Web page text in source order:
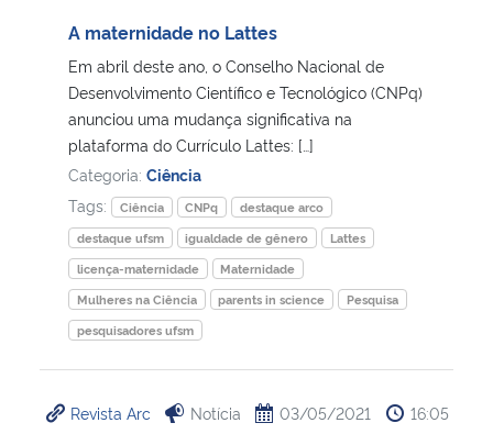
Ministério de Minas e Energia
Ministério do Meio Ambiente
Ministério do Turismo
Ministério do Desenvolvimento Regional
A maternidade no Lattes
Em abril deste ano, o Conselho Nacional de
Desenvolvimento Científico e Tecnológico (CNPq)
anunciou uma mudança significativa na
plataforma do Currículo Lattes: […]
Categoria: Ciência
Tags:
Ciência CNPq
destaque arco
destaque ufsm
igualdade de gênero
Lattes
licença-maternidade
Maternidade
Mulheres na Ciência
parents in science
Pesquisa
pesquisadores ufsm
Revista Arc Notícia 03/05/2021 16:05